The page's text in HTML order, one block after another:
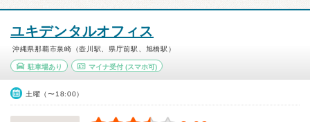
ユキデンタルオフィス
沖縄県那覇市泉崎（壺川駅、県庁前駅、旭橋駅）
駐車場あり マイナ受付(スマホ可)
土曜（〜18:00）